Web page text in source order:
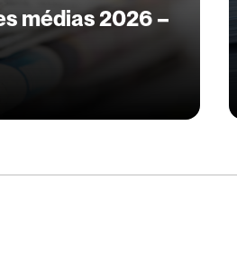
médias 2026 –